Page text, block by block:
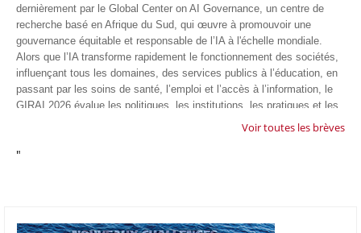
dernièrement par le Global Center on AI Governance, un centre de
recherche basé en Afrique du Sud, qui œuvre à promouvoir une
gouvernance équitable et responsable de l’IA à l'échelle mondiale.
Alors que l’IA transforme rapidement le fonctionnement des sociétés,
influençant tous les domaines, des services publics à l’éducation, en
passant par les soins de santé, l’emploi et l’accès à l’information, le
GIRAI 2026 évalue les politiques, les institutions, les pratiques et les
conditions générales de gouvernance qui favorisent un déploiement
technologie.
appliquée d'Afrique à À Accra, au Ghana. L'annonce a été faite
Voir toutes les brèves
"